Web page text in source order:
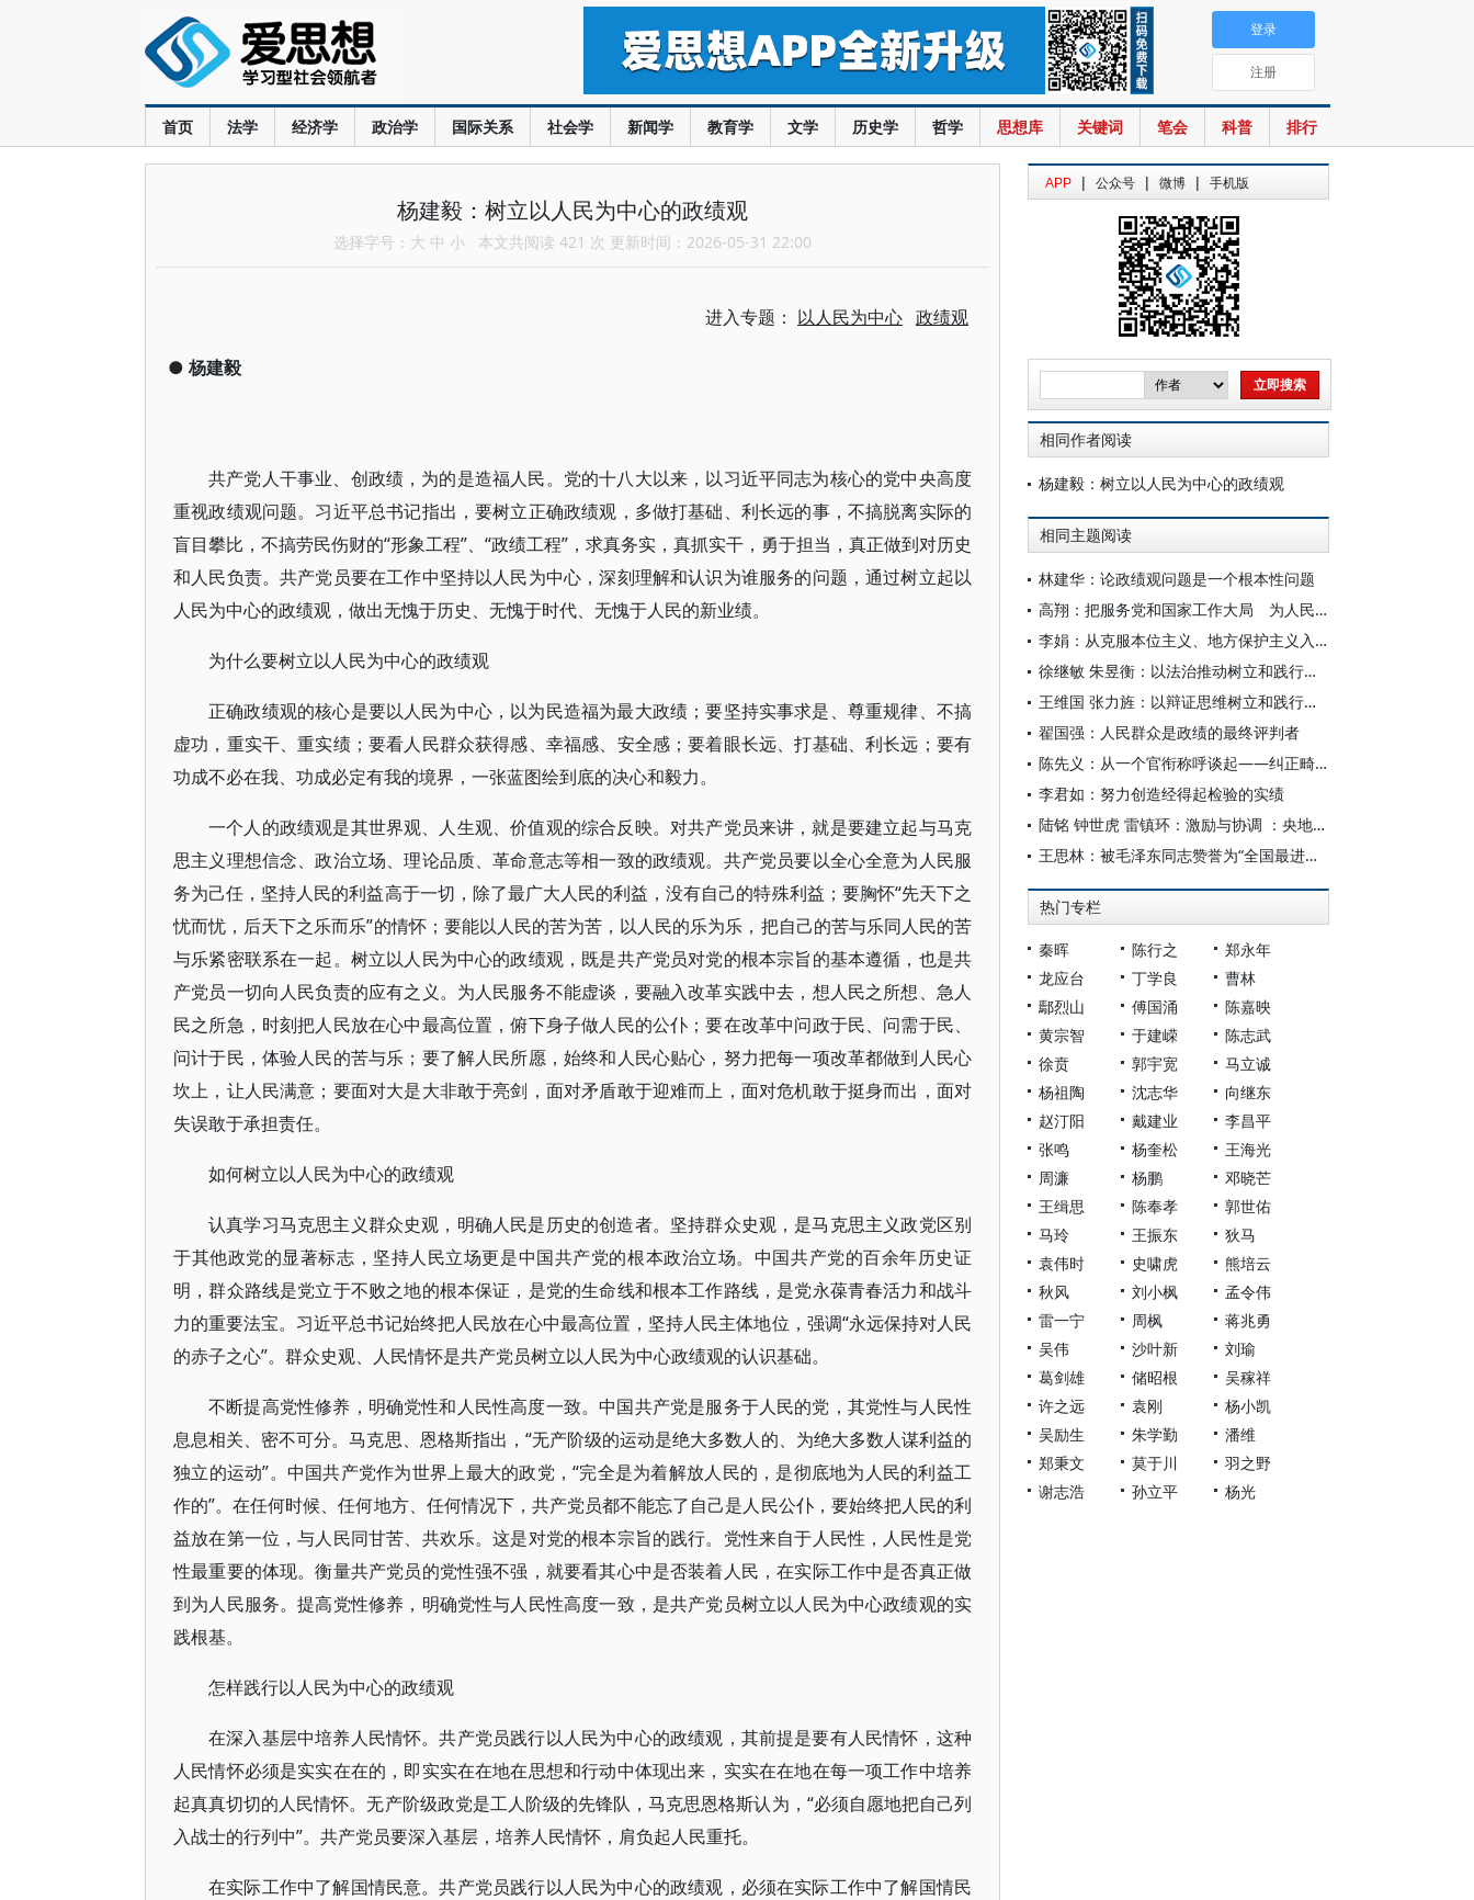
首页 法学 经济学 政治学 国际关系 社会学 新闻学 教育学 文学 历史学 哲学 思想库 关键词 笔会 科普 排行
登录
注册
杨建毅：树立以人民为中心的政绩观
选择字号： 大 中 小 本文共阅读 421 次 更新时间：2026-05-31 22:00
进入专题： 以人民为中心 政绩观
● 杨建毅
共产党人干事业、创政绩，为的是造福人民。党的十八大以来，以习近平同志为核心的党中央高度
重视政绩观问题。习近平总书记指出，要树立正确政绩观，多做打基础、利长远的事，不搞脱离实际的
盲目攀比，不搞劳民伤财的“形象工程”、“政绩工程”，求真务实，真抓实干，勇于担当，真正做到对历史
和人民负责。共产党员要在工作中坚持以人民为中心，深刻理解和认识为谁服务的问题，通过树立起以
人民为中心的政绩观，做出无愧于历史、无愧于时代、无愧于人民的新业绩。
为什么要树立以人民为中心的政绩观
正确政绩观的核心是要以人民为中心，以为民造福为最大政绩；要坚持实事求是、尊重规律、不搞
虚功，重实干、重实绩；要看人民群众获得感、幸福感、安全感；要着眼长远、打基础、利长远；要有
功成不必在我、功成必定有我的境界，一张蓝图绘到底的决心和毅力。
一个人的政绩观是其世界观、人生观、价值观的综合反映。对共产党员来讲，就是要建立起与马克
思主义理想信念、政治立场、理论品质、革命意志等相一致的政绩观。共产党员要以全心全意为人民服
务为己任，坚持人民的利益高于一切，除了最广大人民的利益，没有自己的特殊利益；要胸怀“先天下之
忧而忧，后天下之乐而乐”的情怀；要能以人民的苦为苦，以人民的乐为乐，把自己的苦与乐同人民的苦
与乐紧密联系在一起。树立以人民为中心的政绩观，既是共产党员对党的根本宗旨的基本遵循，也是共
产党员一切向人民负责的应有之义。为人民服务不能虚谈，要融入改革实践中去，想人民之所想、急人
民之所急，时刻把人民放在心中最高位置，俯下身子做人民的公仆；要在改革中问政于民、问需于民、
问计于民，体验人民的苦与乐；要了解人民所愿，始终和人民心贴心，努力把每一项改革都做到人民心
坎上，让人民满意；要面对大是大非敢于亮剑，面对矛盾敢于迎难而上，面对危机敢于挺身而出，面对
失误敢于承担责任。
如何树立以人民为中心的政绩观
认真学习马克思主义群众史观，明确人民是历史的创造者。坚持群众史观，是马克思主义政党区别
于其他政党的显著标志，坚持人民立场更是中国共产党的根本政治立场。中国共产党的百余年历史证
明，群众路线是党立于不败之地的根本保证，是党的生命线和根本工作路线，是党永葆青春活力和战斗
力的重要法宝。习近平总书记始终把人民放在心中最高位置，坚持人民主体地位，强调“永远保持对人民
的赤子之心”。群众史观、人民情怀是共产党员树立以人民为中心政绩观的认识基础。
不断提高党性修养，明确党性和人民性高度一致。中国共产党是服务于人民的党，其党性与人民性
息息相关、密不可分。马克思、恩格斯指出，“无产阶级的运动是绝大多数人的、为绝大多数人谋利益的
独立的运动”。中国共产党作为世界上最大的政党，“完全是为着解放人民的，是彻底地为人民的利益工
作的”。在任何时候、任何地方、任何情况下，共产党员都不能忘了自己是人民公仆，要始终把人民的利
益放在第一位，与人民同甘苦、共欢乐。这是对党的根本宗旨的践行。党性来自于人民性，人民性是党
性最重要的体现。衡量共产党员的党性强不强，就要看其心中是否装着人民，在实际工作中是否真正做
到为人民服务。提高党性修养，明确党性与人民性高度一致，是共产党员树立以人民为中心政绩观的实
践根基。
怎样践行以人民为中心的政绩观
在深入基层中培养人民情怀。共产党员践行以人民为中心的政绩观，其前提是要有人民情怀，这种
人民情怀必须是实实在在的，即实实在在地在思想和行动中体现出来，实实在在地在每一项工作中培养
起真真切切的人民情怀。无产阶级政党是工人阶级的先锋队，马克思恩格斯认为，“必须自愿地把自己列
入战士的行列中”。共产党员要深入基层，培养人民情怀，肩负起人民重托。
在实际工作中了解国情民意。共产党员践行以人民为中心的政绩观，必须在实际工作中了解国情民
APP | 公众号 | 微博 | 手机版
相同作者阅读
杨建毅：树立以人民为中心的政绩观
相同主题阅读
林建华：论政绩观问题是一个根本性问题
高翔：把服务党和国家工作大局 为人民做学问作为真正的政绩
李娟：从克服本位主义、地方保护主义入手端正政绩观
徐继敏 朱昱衡：以法治推动树立和践行正确政绩观
王维国 张力旌：以辩证思维树立和践行正确政绩观
翟国强：人民群众是政绩的最终评判者
陈先义：从一个官衔称呼谈起——纠正畸形政绩观和“官本位”思想
李君如：努力创造经得起检验的实绩
陆铭 钟世虎 雷镇环：激励与协调 ：央地关系的空间政治经济学
王思林：被毛泽东同志赞誉为“全国最进步的地方”
热门专栏
秦晖 陈行之
郑永年
龙应台
丁学良
曹林
鄢烈山
傅国涌
陈嘉映
黄宗智
于建嵘
陈志武
徐贲
郭宇宽
马立诚
杨祖陶
沈志华
向继东
赵汀阳
戴建业
李昌平
张鸣
杨奎松
王海光
周濂
杨鹏
邓晓芒
王缉思
陈奉孝
郭世佑
马玲
王振东
狄马
袁伟时
史啸虎
熊培云
秋风
刘小枫
孟令伟
雷一宁
周枫
蒋兆勇
吴伟
沙叶新
刘瑜
葛剑雄
储昭根
吴稼祥
许之远
袁刚
杨小凯
吴励生
朱学勤
潘维
郑秉文
莫于川
羽之野
谢志浩
孙立平 杨光